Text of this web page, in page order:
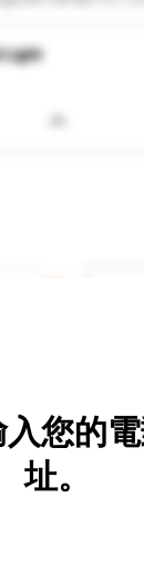
Light
您的
址。